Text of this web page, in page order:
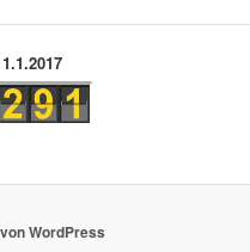
WordPress